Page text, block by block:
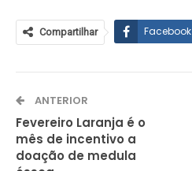
Compartilhar Facebook
ANTERIOR
Fevereiro Laranja é o
mês de incentivo a
doação de medula